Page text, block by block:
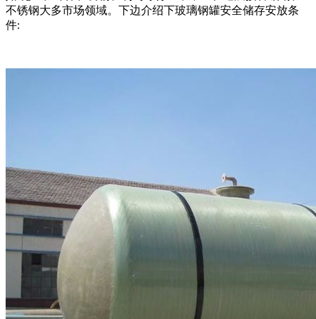
不锈钢大多市场领域。下边介绍下玻璃钢罐安全储存安放条
件: